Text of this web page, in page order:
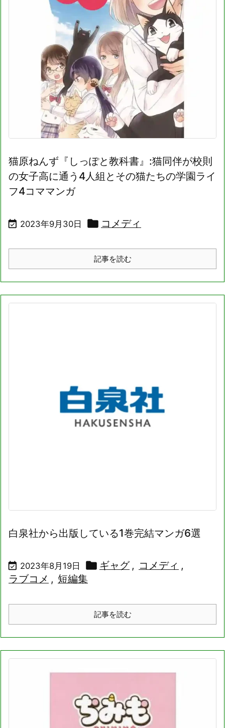
猫原ねんず『しっぽと教科書』:猫同伴が校則
の女子高に通う4人組とその猫たちの学園ライ
フ4コママンガ
 2023年9月30日  コメディ
記事を読む
白泉社から出版している1巻完結マンガ6選
 2023年8月19日  ギャグ , コメディ ,
ラブコメ , 短編集
記事を読む